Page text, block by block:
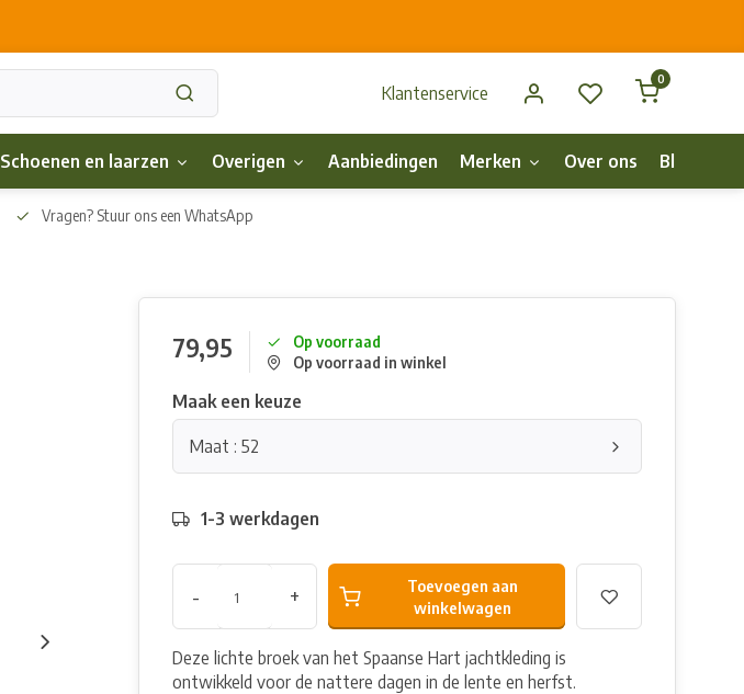
Klantenservice
0
Schoenen en laarzen Overigen Aanbiedingen Merken Over ons Blog
Vragen? Stuur ons een WhatsApp
79,95
Op voorraad
Op voorraad in winkel
Maak een keuze
Maat : 52
1-3 werkdagen
- +
Toevoegen aan
winkelwagen
Deze lichte broek van het Spaanse Hart jachtkleding is
ontwikkeld voor de nattere dagen in de lente en herfst.